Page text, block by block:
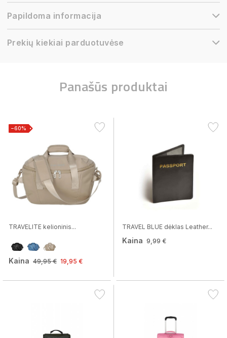
Papildoma informacija
Prekių kiekiai parduotuvėse
Panašūs produktai
−60%
TRAVELITE kelioninis...
Kaina 49,95 € 19,95 €
TRAVEL BLUE dėklas Leather...
Kaina 9,99 €